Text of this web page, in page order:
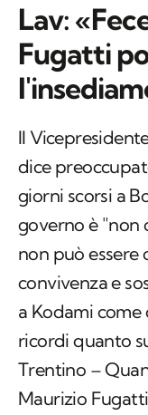
Lav:
Fugatti
Il
dice
giorni scorsi a
governo è "non
non può
convivenza e
a Kodami come
ricordi quanto
Trentino –
Maurizio